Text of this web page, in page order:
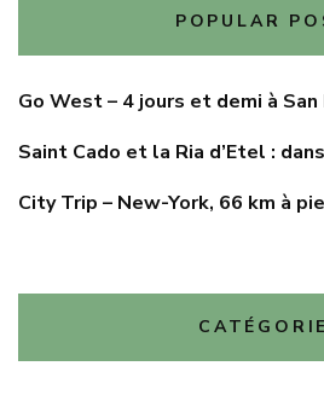
POPULAR
Go West – 4 jours et demi à San
Saint Cado et la Ria d’Etel :
City Trip – New-York, 66 km à